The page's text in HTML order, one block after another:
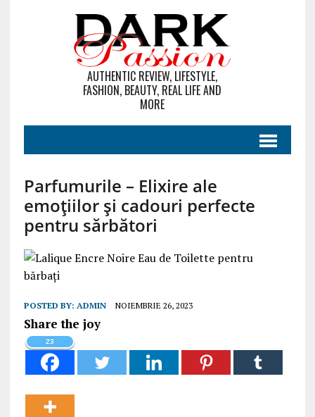
AUTHENTIC REVIEW, LIFESTYLE,
FASHION, BEAUTY, REAL LIFE AND
MORE
Parfumurile – Elixire ale
emoțiilor și cadouri perfecte
pentru sărbători
POSTED BY: ADMIN NOIEMBRIE 26, 2023
Share the joy
23